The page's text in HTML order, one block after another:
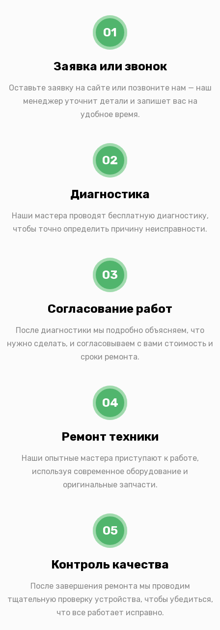
01
Заявка или звонок
Оставьте заявку на сайте или позвоните нам — наш
менеджер уточнит детали и запишет вас на
удобное время.
02
Диагностика
Наши мастера проводят бесплатную диагностику,
чтобы точно определить причину неисправности.
03
Согласование работ
После диагностики мы подробно объясняем, что
нужно сделать, и согласовываем с вами стоимость и
сроки ремонта.
04
Ремонт техники
Наши опытные мастера приступают к работе,
используя современное оборудование и
оригинальные запчасти.
05
Контроль качества
После завершения ремонта мы проводим
тщательную проверку устройства, чтобы убедиться,
что все работает исправно.